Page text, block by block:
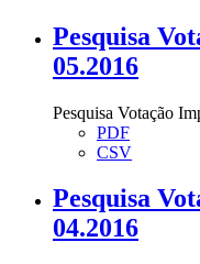
Pesquisa
05.2016
Pesquisa Votação
PDF
CSV
Pesquisa
04.2016